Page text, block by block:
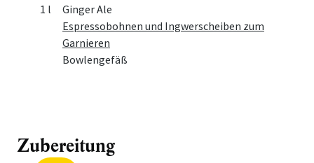
1 l
Ginger Ale
Espressobohnen und Ingwerscheiben zum
Garnieren
Bowlengefäß
Zubereitung